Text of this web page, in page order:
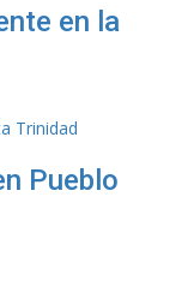
en la
Pueblo